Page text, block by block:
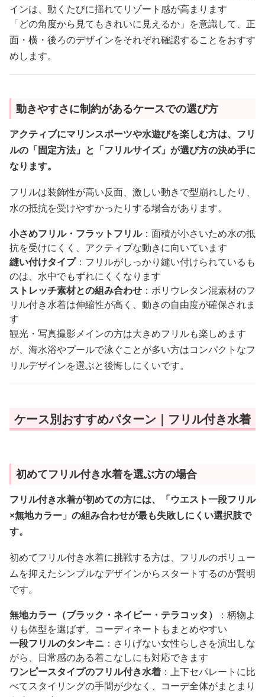
インは、動くたびに揺れてリゾート感が高まります
「どの角度から見てもきれいに見えるか」を意識して、正
面・横・後ろのデザインをそれぞれ確認することをおすす
めします。
動きやすさに制約があるケースでの選び方
アクティブにマリンスポーツや水遊びを楽しむ方は、フリ
ルの「固定方法」と「フリルサイズ」が選び方の決め手に
なります。
フリルは装飾性が高い反面、激しい動きで型崩れしたり、
水の抵抗を受けやすかったりする場合があります。
小さめフリル・フラットフリル：面積が小さいため水の抵
抗を受けにくく、アクティブな動きに向いています
縫い付けタイプ：フリルがしっかり縫い付けられているも
のは、水中でもずれにくくなります
ストレッチ素材との組み合わせ ：ポリウレタン混素材のフ
リル付き水着は伸縮性が高く、動きの自由度が確保されま
す
観光・写真撮影メインの方は大きめフリルも楽しめます
が、海水浴やプールで泳ぐことが多い方はコンパクトなフ
リルデザインを選ぶと後悔しにくいです。
ケース別おすすめパターン｜フリル付き水着
初めてフリル付き水着を選ぶ方の場合
フリル付き水着が初めての方には、「ウエスト一段フリル
×無地カラー」の組み合わせが最も失敗しにくい選択肢で
す。
初めてフリル付き水着に挑戦する方は、フリルのボリュー
ムを抑えたシンプルなデザインからスタートするのが賢明
です。
無地カラー（ブラック・ネイビー・テラコッタ）
：柄物よ
りも体型を選ばず、コーディネートもまとめやすい
一段フリルのタンキニ ：さりげない女性らしさを演出しな
がら、日常感のある着こなしにも対応できます
ワンピースタイプのフリル付き水着 ：上下セパレートに比
べてスタイリングの手間が少なく、コーデ全体がまとまり